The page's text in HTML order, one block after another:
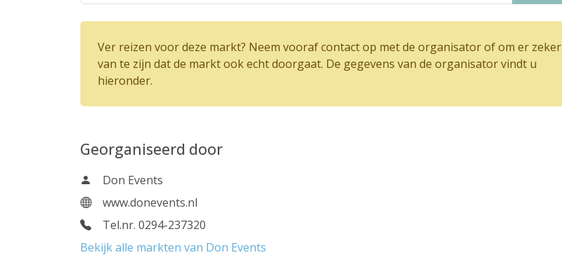
Ver reizen voor deze markt? Neem vooraf contact op met de organisator of om er zeker
van te zijn dat de markt ook echt doorgaat. De gegevens van de organisator vindt u
hieronder.
Georganiseerd door
Don Events
www.donevents.nl
Tel.nr. 0294-237320
Bekijk alle markten van Don Events